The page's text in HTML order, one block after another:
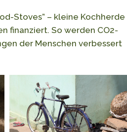
Stoves” – kleine Kochherde
finanziert. So werden CO2-
der Menschen verbessert